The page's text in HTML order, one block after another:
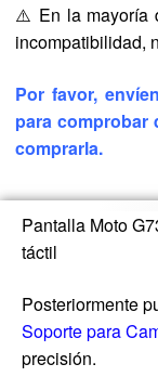
⚠️ En la mayoría
incompatibilidad,
Por favor,
para comprobar
comprarla.
Pantalla Moto
táctil
Posteriormente
Soporte para
precisión.